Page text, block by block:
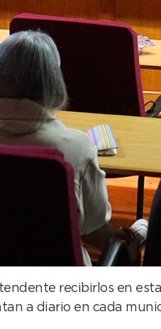
recibirlos en
a diario en cada